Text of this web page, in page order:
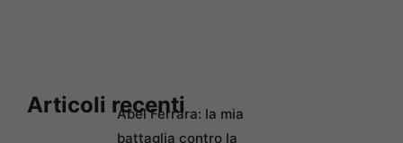
Articoli recenti
Abel Ferrara: la mia
battaglia contro la